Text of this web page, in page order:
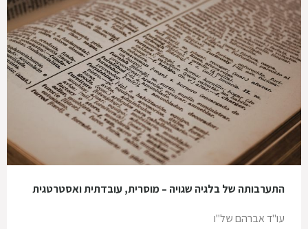
התערבותה של בלגיה שגויה – מוסרית, עובדתית ואסטרטגית
עו"ד אברהם של"ו